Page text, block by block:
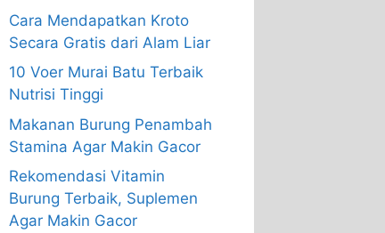
Cara Mendapatkan Kroto
Secara Gratis dari Alam Liar
10 Voer Murai Batu Terbaik
Nutrisi Tinggi
Makanan Burung Penambah
Stamina Agar Makin Gacor
Rekomendasi Vitamin
Burung Terbaik, Suplemen
Agar Makin Gacor